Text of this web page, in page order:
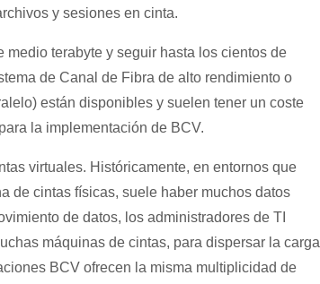
y sesiones en cinta.
terabyte y seguir hasta los cientos de
de Canal de Fibra de alto rendimiento o
están disponibles y suelen tener un coste
la implementación de BCV.
virtuales. Históricamente, en entornos que
de cintas físicas, suele haber muchos datos
de datos, los administradores de TI
máquinas de cintas, para dispersar la carga
BCV ofrecen la misma multiplicidad de